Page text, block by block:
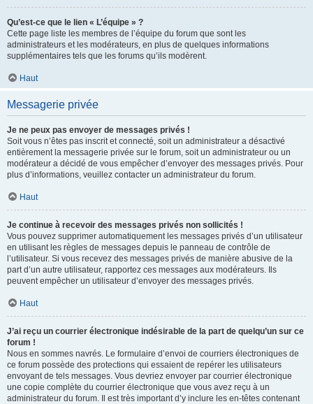
Qu’est-ce que le lien « L’équipe » ?
Cette page liste les membres de l’équipe du forum que sont les
administrateurs et les modérateurs, en plus de quelques informations
supplémentaires tels que les forums qu’ils modèrent.
Haut
Messagerie privée
Je ne peux pas envoyer de messages privés !
Soit vous n’êtes pas inscrit et connecté, soit un administrateur a désactivé
entièrement la messagerie privée sur le forum, soit un administrateur ou un
modérateur a décidé de vous empêcher d’envoyer des messages privés. Pour
plus d’informations, veuillez contacter un administrateur du forum.
Haut
Je continue à recevoir des messages privés non sollicités !
Vous pouvez supprimer automatiquement les messages privés d’un utilisateur
en utilisant les règles de messages depuis le panneau de contrôle de
l’utilisateur. Si vous recevez des messages privés de manière abusive de la
part d’un autre utilisateur, rapportez ces messages aux modérateurs. Ils
peuvent empêcher un utilisateur d’envoyer des messages privés.
Haut
J’ai reçu un courrier électronique indésirable de la part de quelqu’un sur ce
forum !
Nous en sommes navrés. Le formulaire d’envoi de courriers électroniques de
ce forum possède des protections qui essaient de repérer les utilisateurs
envoyant de tels messages. Vous devriez envoyer par courrier électronique
une copie complète du courrier électronique que vous avez reçu à un
administrateur du forum. Il est très important d’y inclure les en-têtes contenant